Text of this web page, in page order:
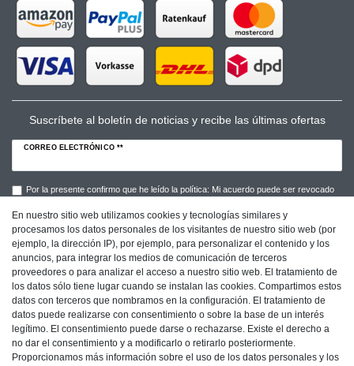
Suscríbete al boletín de noticias y recibe las últimas ofertas
CORREO ELECTRÓNICO **
Por la presente confirmo que he leído la política: Mi acuerdo puede ser revocado
Suscribirse a
Imprenta Protección de Datos Condiciones
En nuestro sitio web utilizamos cookies y tecnologías similares y
procesamos los datos personales de los visitantes de nuestro sitio web (por
ejemplo, la dirección IP), por ejemplo, para personalizar el contenido y los
anuncios, para integrar los medios de comunicación de terceros
proveedores o para analizar el acceso a nuestro sitio web. El tratamiento de
los datos sólo tiene lugar cuando se instalan las cookies. Compartimos estos
datos con terceros que nombramos en la configuración. El tratamiento de
datos puede realizarse con consentimiento o sobre la base de un interés
legítimo. El consentimiento puede darse o rechazarse. Existe el derecho a
no dar el consentimiento y a modificarlo o retirarlo posteriormente.
Proporcionamos más información sobre el uso de los datos personales y los